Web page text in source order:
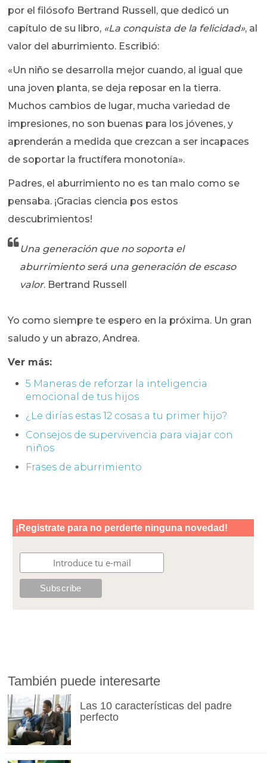
por el filósofo Bertrand Russell, que dedicó un
capítulo de su libro, «La conquista de la felicidad», al
valor del aburrimiento. Escribió:
«Un niño se desarrolla mejor cuando, al igual que
una joven planta, se deja reposar en la tierra.
Muchos cambios de lugar, mucha variedad de
impresiones, no son buenas para los jóvenes, y
aprenderán a medida que crezcan a ser incapaces
de soportar la fructífera monotonía».
Padres, el aburrimiento no es tan malo como se
pensaba. ¡Gracias ciencia pos estos
descubrimientos!
Una generación que no soporta el
aburrimiento será una generación de escaso
valor. Bertrand Russell
Yo como siempre te espero en la próxima. Un gran
saludo y un abrazo, Andrea.
Ver más:
5 Maneras de reforzar la inteligencia
emocional de tus hijos
¿Le dirías estas 12 cosas a tu primer hijo?
Consejos de supervivencia para viajar con
niños
Frases de aburrimiento
También puede interesarte
Las 10 características del padre
perfecto